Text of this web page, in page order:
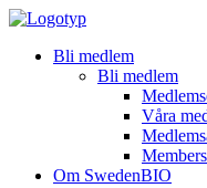
Bli medlem
Bli medlem
Våra
Om SwedenBIO